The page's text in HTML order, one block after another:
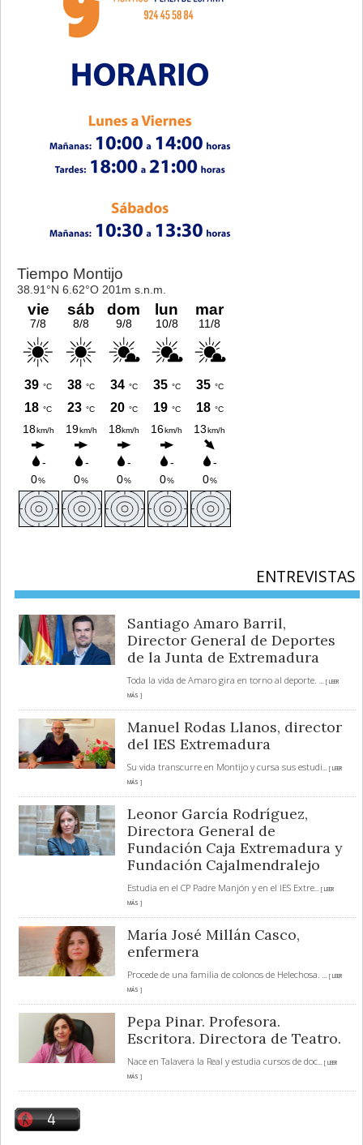
ENTREVISTAS
Santiago Amaro Barril,
Director General de Deportes
de la Junta de Extremadura
Toda la vida de Amaro gira en torno al deporte. ... [ LEER
MÁS ]
Manuel Rodas Llanos, director
del IES Extremadura
Su vida transcurre en Montijo y cursa sus estudi... [ LEER
MÁS ]
Leonor García Rodríguez,
Directora General de
Fundación Caja Extremadura y
Fundación Cajalmendralejo
Estudia en el CP Padre Manjón y en el IES Extre... [ LEER
MÁS ]
María José Millán Casco,
enfermera
Procede de una familia de colonos de Helechosa. ... [ LEER
MÁS ]
Pepa Pinar. Profesora.
Escritora. Directora de Teatro.
Nace en Talavera la Real y estudia cursos de doc... [ LEER
MÁS ]